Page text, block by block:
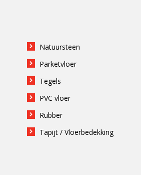
Natuursteen
Parketvloer
Tegels
PVC vloer
Rubber
Tapijt / Vloerbedekking